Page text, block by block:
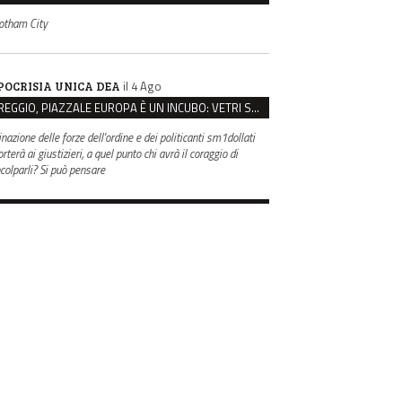
City
UNICA DEA il 4 Ago
REGGIO, PIAZZALE EUROPA È UN INCUBO: VETRI SPACCATI E FURTI SULLE AUTO IN SOSTA
delle forze dell'ordine e dei politicanti sm1dollati
ai giustizieri, a quel punto chi avrà il coraggio di
Si può pensare